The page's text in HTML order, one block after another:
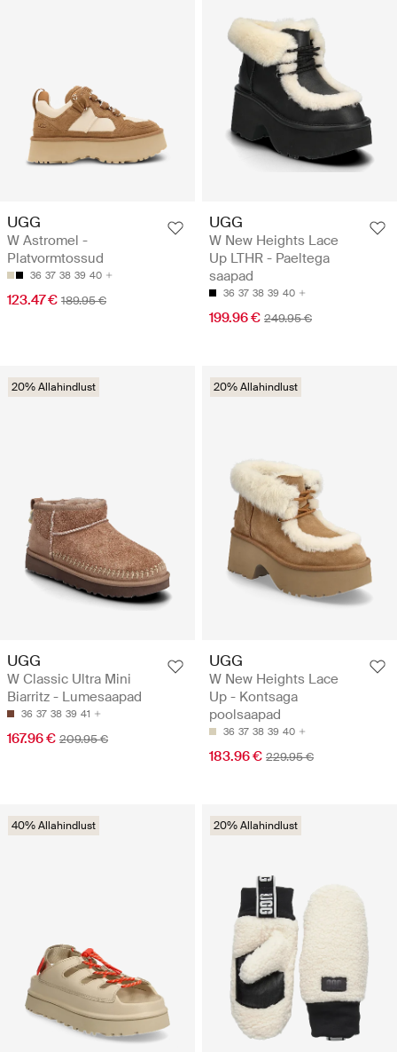
UGG
W Astromel -
Platvormtossud
36 37 38 39 40
123.47 € 189.95 €
UGG
W New Heights Lace
Up LTHR - Paeltega
saapad
36 37 38 39 40
199.96 € 249.95 €
20% Allahindlust
UGG
W Classic Ultra Mini
Biarritz - Lumesaapad
36 37 38 39 41
167.96 € 209.95 €
20% Allahindlust
UGG
W New Heights Lace
Up - Kontsaga
poolsaapad
36 37 38 39 40
183.96 € 229.95 €
40% Allahindlust 20% Allahindlust